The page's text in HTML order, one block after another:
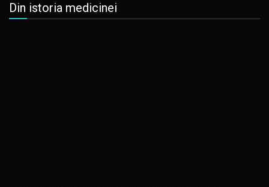
Din istoria medicinei